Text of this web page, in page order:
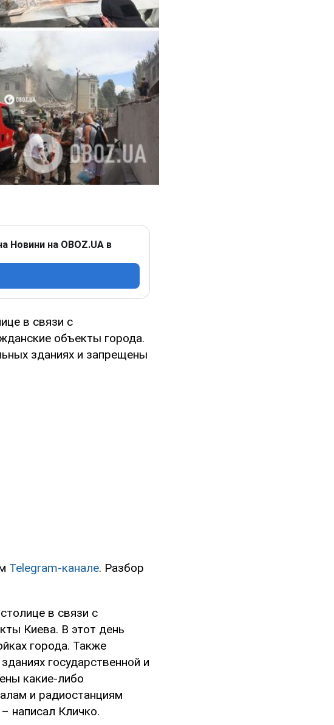
Новини на OBOZ.UA в
в связи с
объекты города.
зданиях и запрещены
Telegram-канале. Разбор
в связи с
Киева. В этот день
города. Также
государственной и
какие-либо
и радиостанциям
написал Кличко.